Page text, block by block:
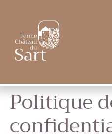
Politique